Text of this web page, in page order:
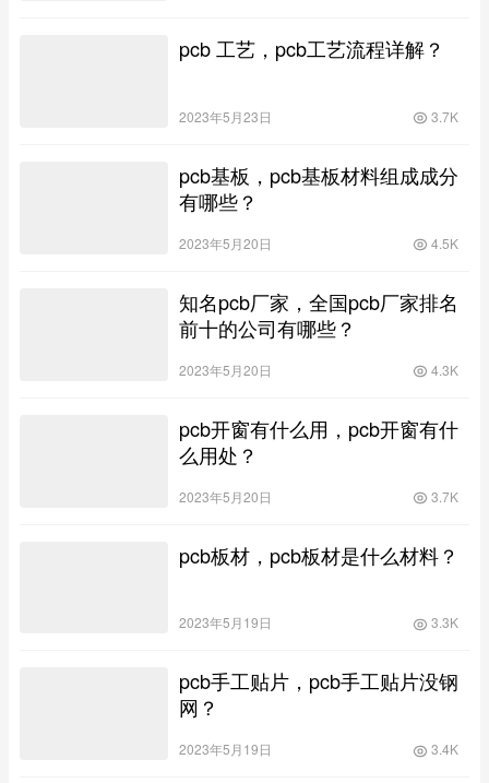
pcb 工艺，pcb工艺流程详解？
2023年5月23日 3.7K
pcb基板，pcb基板材料组成成分
有哪些？
2023年5月20日 4.5K
知名pcb厂家，全国pcb厂家排名
前十的公司有哪些？
2023年5月20日 4.3K
pcb开窗有什么用，pcb开窗有什
么用处？
2023年5月20日 3.7K
pcb板材，pcb板材是什么材料？
2023年5月19日 3.3K
pcb手工贴片，pcb手工贴片没钢
网？
2023年5月19日 3.4K